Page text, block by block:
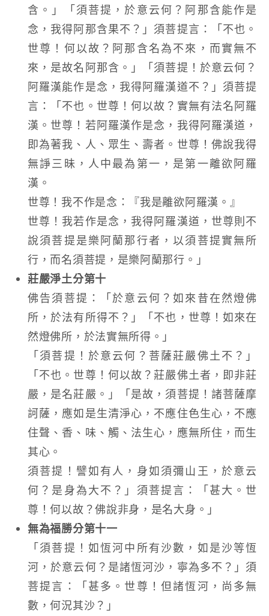
含。」「須菩提，於意云何？阿那含能作是
念，我得阿那含果不？」須菩提言：「不也。
世尊！何以故？阿那含名為不來，而實無不
來，是故名阿那含。」「須菩提！於意云何？
阿羅漢能作是念，我得阿羅漢道不？」須菩提
言：「不也。世尊！何以故？實無有法名阿羅
漢。世尊！若阿羅漢作是念，我得阿羅漢道，
即為著我、人、眾生、壽者。世尊！佛說我得
無諍三昧，人中最為第一，是第一離欲阿羅
漢。
世尊！我不作是念：『我是離欲阿羅漢。』
世尊！我若作是念，我得阿羅漢道，世尊則不
說須菩提是樂阿蘭那行者，以須菩提實無所
行，而名須菩提，是樂阿蘭那行。」
莊嚴淨土分第十
佛告須菩提：「於意云何？如來昔在然燈佛
所，於法有所得不？」「不也，世尊！如來在
然燈佛所，於法實無所得。」
「須菩提！於意云何？菩薩莊嚴佛土不？」
「不也。世尊！何以故？莊嚴佛土者，即非莊
嚴，是名莊嚴。」「是故，須菩提！諸菩薩摩
訶薩，應如是生清淨心，不應住色生心，不應
住聲、香、味、觸、法生心，應無所住，而生
其心。
須菩提！譬如有人，身如須彌山王，於意云
何？是身為大不？」須菩提言：「甚大。世
尊！何以故？佛說非身，是名大身。」
無為福勝分第十一
「須菩提！如恆河中所有沙數，如是沙等恆
河，於意云何？是諸恆河沙，寧為多不？」須
菩提言：「甚多。世尊！但諸恆河，尚多無
數，何況其沙？」